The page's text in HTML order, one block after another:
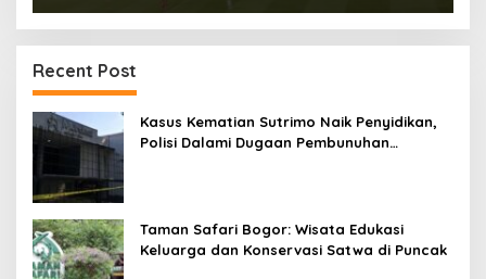
Recent Post
Kasus Kematian Sutrimo Naik Penyidikan,
Polisi Dalami Dugaan Pembunuhan
Taman Safari Bogor: Wisata Edukasi
Keluarga dan Konservasi Satwa di Puncak